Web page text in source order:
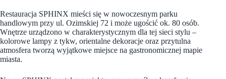
Restauracja SPHINX mieści się w nowoczesnym parku
handlowym przy ul. Ozimskiej 72 i może ugościć ok. 80 osób.
Wnętrze urządzono w charakterystycznym dla tej sieci stylu –
kolorowe lampy z tykw, orientalne dekoracje oraz przytulna
atmosfera tworzą wyjątkowe miejsce na gastronomicznej mapie
miasta.